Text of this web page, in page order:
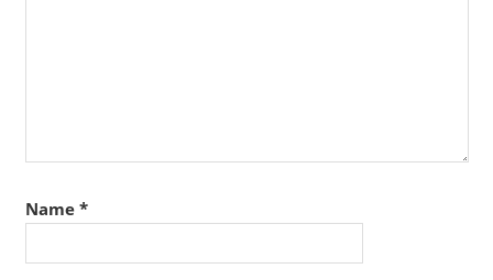
Name *